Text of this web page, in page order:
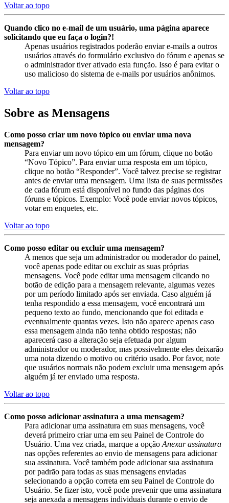
Voltar ao topo
Quando clico no e-mail de um usuário, uma página aparece
solicitando que eu faça o login?!
Apenas usuários registrados poderão enviar e-mails a outros
usuários através do formulário exclusivo do fórum e apenas se
o administrador tiver ativado esta função. Isso é para evitar o
uso malicioso do sistema de e-mails por usuários anônimos.
Voltar ao topo
Sobre as Mensagens
Como posso criar um novo tópico ou enviar uma nova
mensagem?
Para enviar um novo tópico em um fórum, clique no botão
“Novo Tópico”. Para enviar uma resposta em um tópico,
clique no botão “Responder”. Você talvez precise se registrar
antes de enviar uma mensagem. Uma lista de suas permissões
de cada fórum está disponível no fundo das páginas dos
fóruns e tópicos. Exemplo: Você pode enviar novos tópicos,
votar em enquetes, etc.
Voltar ao topo
Como posso editar ou excluir uma mensagem?
A menos que seja um administrador ou moderador do painel,
você apenas pode editar ou excluir as suas próprias
mensagens. Você pode editar uma mensagem clicando no
botão de edição para a mensagem relevante, algumas vezes
por um período limitado após ser enviada. Caso alguém já
tenha respondido a essa mensagem, você encontrará um
pequeno texto ao fundo, mencionando que foi editada e
eventualmente quantas vezes. Isto não aparece apenas caso
essa mensagem ainda não tenha obtido respostas; não
aparecerá caso a alteração seja efetuada por algum
administrador ou moderador, mas possivelmente eles deixarão
uma nota dizendo o motivo ou critério usado. Por favor, note
que usuários normais não podem excluir uma mensagem após
alguém já ter enviado uma resposta.
Voltar ao topo
Como posso adicionar assinatura a uma mensagem?
Para adicionar uma assinatura em suas mensagens, você
deverá primeiro criar uma em seu Painel de Controle do
Usuário. Uma vez criada, marque a opção Anexar assinatura
nas opções referentes ao envio de mensagens para adicionar
sua assinatura. Você também pode adicionar sua assinatura
por padrão para todas as suas mensagens enviadas
selecionando a opção correta em seu Painel de Controle do
Usuário. Se fizer isto, você pode prevenir que uma assinatura
seja anexada a mensagens individuais durante o envio de